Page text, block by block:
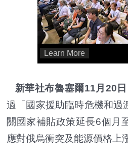
新華社布魯塞爾11月20
過「國家援助臨時危機和過
關國家補貼政策延長6個月
應對俄烏衝突及能源價格上